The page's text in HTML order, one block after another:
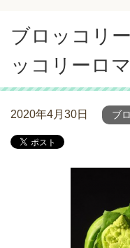
ブロッコリ
ッコリーロ
2020年4月30日 ブ